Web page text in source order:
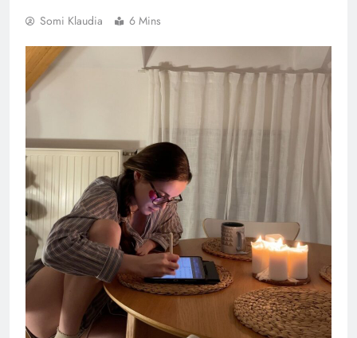
Somi Klaudia 6 Mins